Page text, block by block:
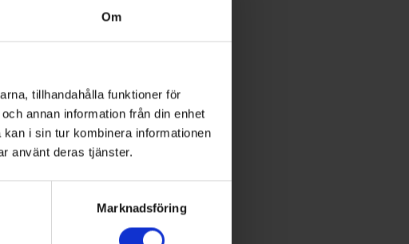
Om
tillhandahålla funktioner för
annan information från din enhet
i sin tur kombinera informationen
använt deras tjänster.
Marknadsföring
samhällsutveckling
Conference